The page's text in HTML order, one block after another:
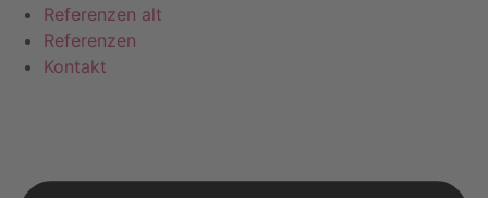
Referenzen alt
Referenzen
Kontakt